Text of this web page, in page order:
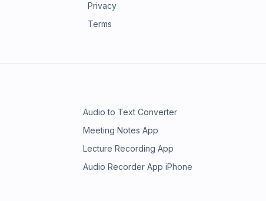
Privacy
Terms
Audio to Text Converter
Meeting Notes App
Lecture Recording App
Audio Recorder App iPhone